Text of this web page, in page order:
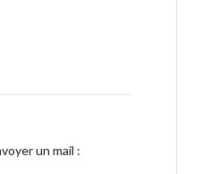
un mail :